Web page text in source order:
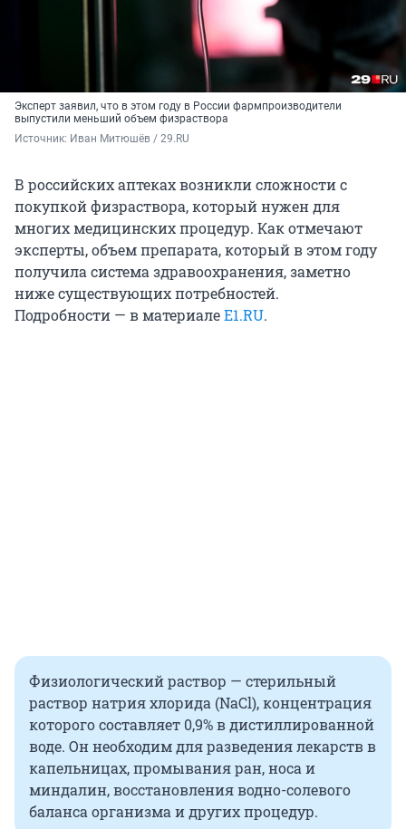
Эксперт заявил, что в этом году в России фармпроизводители
выпустили меньший объем физраствора
Источник: Иван Митюшёв / 29.RU
В российских аптеках возникли сложности с
покупкой физраствора, который нужен для
многих медицинских процедур. Как отмечают
эксперты, объем препарата, который в этом году
получила система здравоохранения, заметно
ниже существующих потребностей.
Подробности — в материалеE1.RU.
Физиологический раствор — стерильный
раствор натрия хлорида (NaCl), концентрация
которого составляет 0,9% в дистиллированной
воде. Он необходим для разведения лекарств в
капельницах, промывания ран, носа и
миндалин, восстановления водно-солевого
баланса организма и других процедур.